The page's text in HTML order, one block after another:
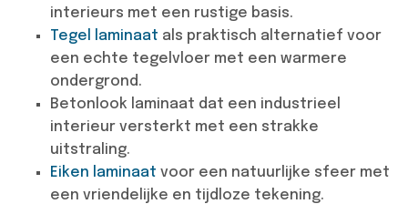
interieurs met een rustige basis.
Tegel laminaat als praktisch alternatief voor
een echte tegelvloer met een warmere
ondergrond.
Betonlook laminaat dat een industrieel
interieur versterkt met een strakke
uitstraling.
Eiken laminaat voor een natuurlijke sfeer met
een vriendelijke en tijdloze tekening.